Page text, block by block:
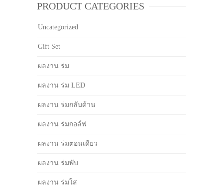
PRODUCT CATEGORIES
Uncategorized
Gift Set
ผลงาน ร่ม
ผลงาน ร่ม LED
ผลงาน ร่มกลับด้าน
ผลงาน ร่มกอล์ฟ
ผลงาน ร่มตอนเดียว
ผลงาน ร่มพับ
ผลงาน ร่มใส